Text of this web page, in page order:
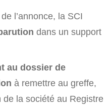
l’annonce, la SCI
dans un support
au dossier de
à remettre au greffe,
de la société au Registre